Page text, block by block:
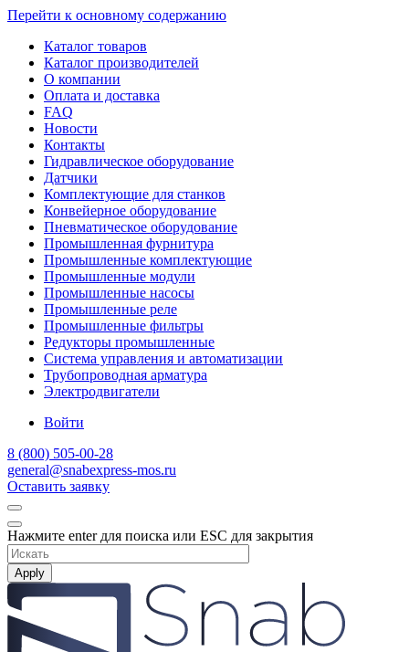
Перейти к основному содержанию
Каталог товаров
Каталог производителей
О компании
Оплата и доставка
FAQ
Новости
Контакты
Гидравлическое оборудование
Датчики
Комплектующие для станков
Конвейерное оборудование
Пневматическое оборудование
Промышленная фурнитура
Промышленные комплектующие
Промышленные модули
Промышленные насосы
Промышленные реле
Промышленные фильтры
Редукторы промышленные
Система управления и автоматизации
Трубопроводная арматура
Электродвигатели
Войти
8 (800) 505-00-28
general@snabexpress-mos.ru
Оставить заявку
Нажмите enter для поиска или ESC для закрытия
Apply